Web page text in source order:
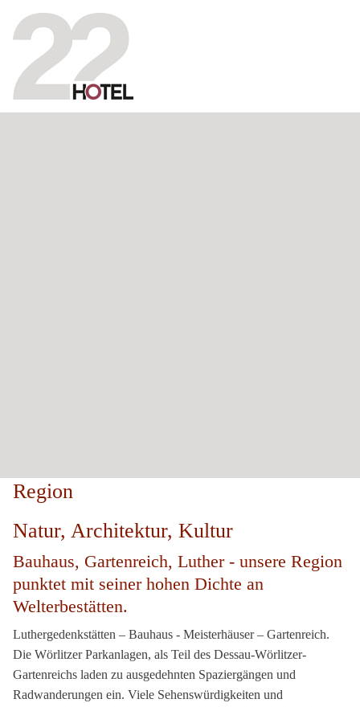
Region
Natur, Architektur, Kultur
Bauhaus, Gartenreich, Luther - unsere Region
punktet mit seiner hohen Dichte an
Welterbestätten.
Luthergedenkstätten – Bauhaus - Meisterhäuser – Gartenreich.
Die Wörlitzer Parkanlagen, als Teil des Dessau-Wörlitzer-
Gartenreichs laden zu ausgedehnten Spaziergängen und
Radwanderungen ein. Viele Sehenswürdigkeiten und